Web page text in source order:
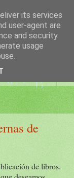
de
de libros.
its services
user-agent are
and security
usage